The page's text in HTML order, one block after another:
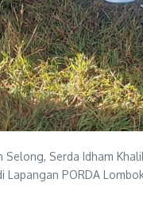
Selong, Serda Idham
PORDA